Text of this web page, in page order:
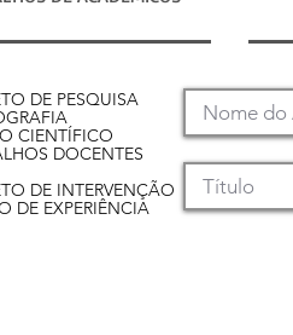
DE PESQUISA
CIENTÍFICO
DOCENTES
DE INTERVENÇÃO
DE EXPERIÊNCIA